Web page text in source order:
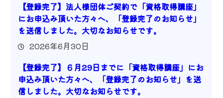
【登録完了】法人様団体ご契約で「資格取得講座」
にお申込み頂いた方々へ、「登録完了のお知らせ」
を送信しました。大切なお知らせです。
2026年6月30日
【登録完了】６月29日までに「資格取得講座」にお
申込み頂いた方々へ、「登録完了のお知らせ」を送
信しました。大切なお知らせです。